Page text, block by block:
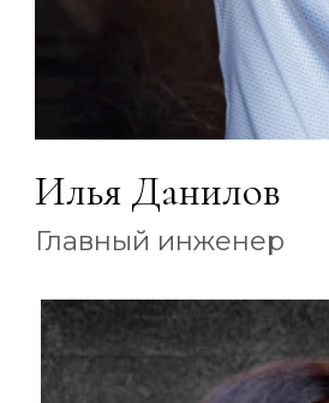
Выполнили все в кратчайшие сроки,
да еще и качественно! Теперь мой
участок наполнен новыми красками